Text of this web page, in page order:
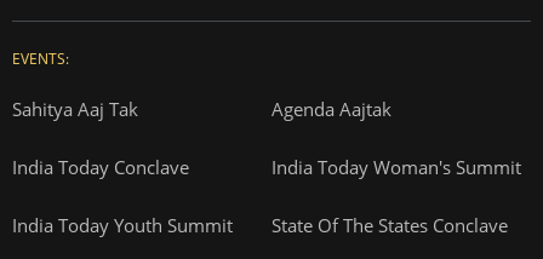
EVENTS:
Sahitya Aaj Tak Agenda Aajtak
India Today Conclave India Today Woman's Summit
India Today Youth Summit State Of The States Conclave